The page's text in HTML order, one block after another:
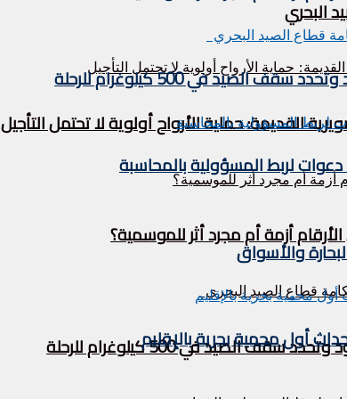
البحري
القديمة: حماية الأرواح أولوية لا تحتمل التأجيل
أزمة أم مجرد أثر للموسمية؟
في 500 كيلوغرام للرحلة
في 500 كيلوغرام للرحلة
لربط المسؤولية بالمحاسبة
والأسواق
أول محمية بحرية بالإقليم